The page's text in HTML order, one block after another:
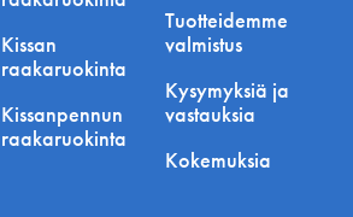
Kissan
raakaruokinta
Kissanpennun
raakaruokinta
Tuotteidemme
valmistus
Kysymyksiä ja
vastauksia
Kokemuksia